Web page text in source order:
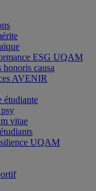
ESG UQAM
honoris causa
AVENIR
étudiante
vitae
UQAM